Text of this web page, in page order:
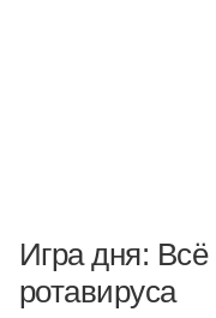
Игра дня: Всё
ротавируса